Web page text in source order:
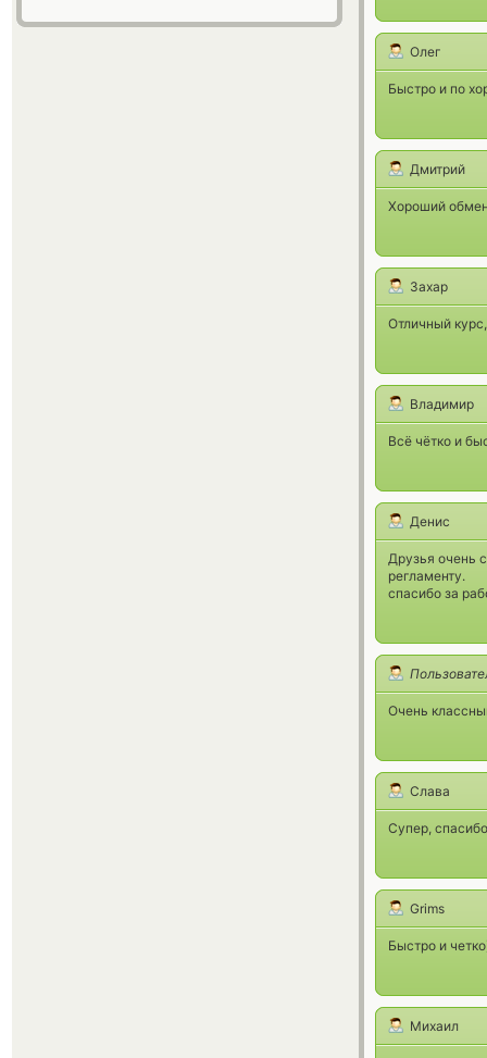
Олег
Быстро и по
Дмитрий
Хороший
Захар
Отличный
Владимир
Всё чётко и
Денис
Друзья очень
регламенту.
спасибо за
Очень
Слава
Супер,
Grims
Быстро и
Михаил